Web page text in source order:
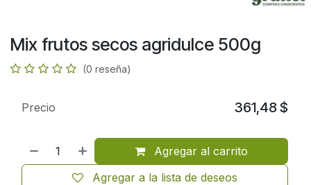
Mix frutos secos agridulce 500g
(0 reseña)
Agregar al carrito
Agregar a la lista de deseos
Precio 361,48$